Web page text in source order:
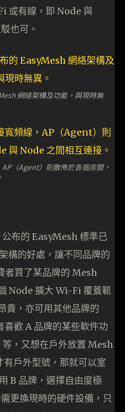
或有線，即 Node 與
也可。
網絡架構及功能，與現時無
（Agent）則散佈於各個房間，
布的 EasyMesh 標準已
構的好處，讓不同品牌的
者買了某品牌的 Mesh
Node 擴大 Wi-Fi 覆蓋範
貴，亦可用其他品牌的
歡 A 品牌的某些軟件功
，又想在戶外放置 Mesh
戶外型號，那就可以室
B 品牌，選擇自由度極
更換現時的硬件設備，只